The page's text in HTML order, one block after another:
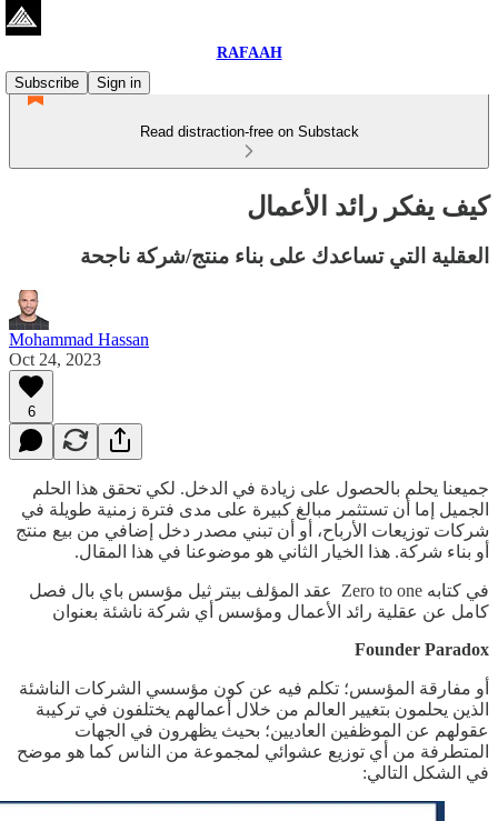
RAFAAH
Subscribe
Sign in
Read distraction-free on Substack
كيف يفكر رائد الأعمال
العقلية التي تساعدك على بناء منتج/شركة ناجحة
Mohammad Hassan
Oct 24, 2023
6
جميعنا يحلم بالحصول على زيادة في الدخل. لكي تحقق هذا الحلم
الجميل إما أن تستثمر مبالغ كبيرة على مدى فترة زمنية طويلة في
شركات توزيعات الأرباح، أو أن تبني مصدر دخل إضافي من بيع منتج
أو بناء شركة. هذا الخيار الثاني هو موضوعنا في هذا المقال.
في كتابه Zero to one عقد المؤلف بيتر ثيل مؤسس باي بال فصل
كامل عن عقلية رائد الأعمال ومؤسس أي شركة ناشئة بعنوان
Founder Paradox
أو مفارقة المؤسس؛ تكلم فيه عن كون مؤسسي الشركات الناشئة
الذين يحلمون بتغيير العالم من خلال أعمالهم يختلفون في تركيبة
عقولهم عن الموظفين العاديين؛ بحيث يظهرون في الجهات
المتطرفة من أي توزيع عشوائي لمجموعة من الناس كما هو موضح
في الشكل التالي: